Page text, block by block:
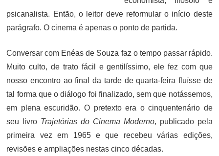
psicanalista. Então, o leitor deve reformular o início deste
parágrafo. O cinema é apenas o ponto de partida.
Conversar com Enéas de Souza faz o tempo passar rápido.
Muito culto, de trato fácil e gentilíssimo, ele fez com que
nosso encontro ao final da tarde de quarta-feira fluísse de
tal forma que o diálogo foi finalizado, sem que notássemos,
em plena escuridão. O pretexto era o cinquentenário de
seu livro Trajetórias do Cinema Moderno, publicado pela
primeira vez em 1965 e que recebeu várias edições,
revisões e ampliações nestas cinco décadas.